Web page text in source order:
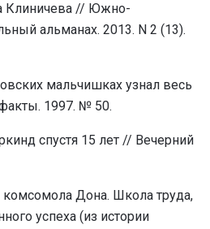
Клиничева // Южно-
альманах. 2013. N 2 (13).
мальчишках узнал весь
1997. № 50.
спустя 15 лет // Вечерний
Дона. Школа труда,
успеха (из истории